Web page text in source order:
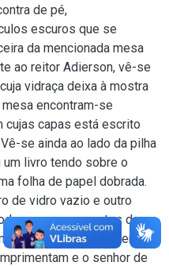
de pé,
escuros que se
da mencionada mesa
ao reitor Adierson, vê-se
vidraça deixa à mostra
encontram-se
capas está escrito
se ainda ao lado da pilha
livro tendo sobre o
folha de papel dobrada.
de vidro vazio e outro
os componentes da
para o professor Adierson
e o senhor de